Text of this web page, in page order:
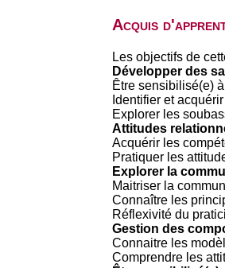
Acquis
Les objectifs de
Développer des
Être sensibilisé(e)
Identifier et
Explorer les
Attitudes
Acquérir les
Pratiquer les
Explorer la
Maitriser la
Connaître les
Réflexivité du
Gestion des
Connaitre les
Comprendre les